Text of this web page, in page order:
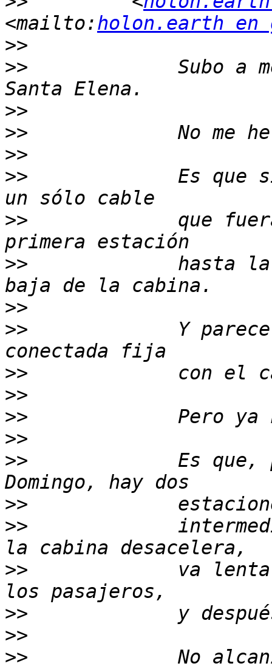
<mailto:holon.earth en
>>
>>
Subo a
>>
>>
>>
>>
Es que
>>
que
>>
hasta
>>
>>
Y
>>
>>
>>
>>
>>
Es que,
>>
>>
>>
va
>>
>>
>>
No